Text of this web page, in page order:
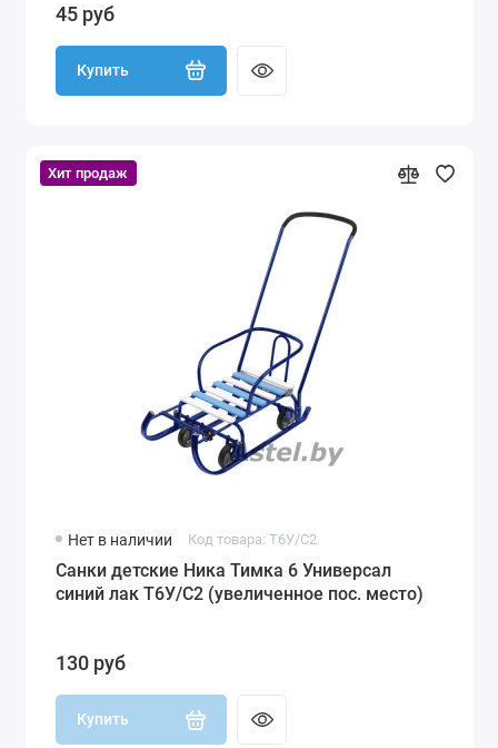
45 руб
Купить
Хит продаж
Нет в наличии Код товара: Т6У/C2
Санки детские Ника Тимка 6 Универсал
синий лак Т6У/C2 (увеличенное пос. место)
130 руб
Купить